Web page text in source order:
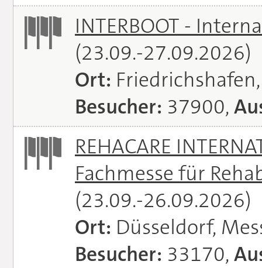
INTERBOOT -
(23.09.-27.09.2026)
Ort:
Besucher: 37900,
REHACARE
Fachmesse für
(23.09.-26.09.2026)
Ort: Düsseldorf,
Besucher: 33170,